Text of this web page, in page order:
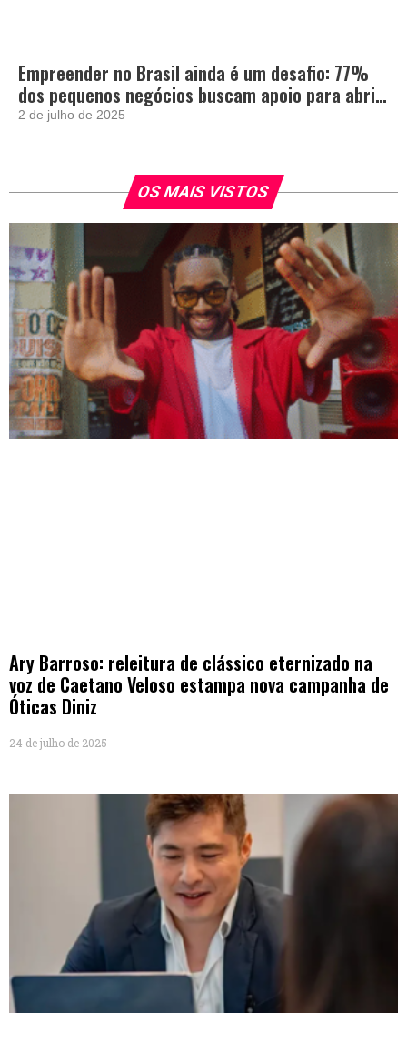
Empreender no Brasil ainda é um desafio: 77%
dos pequenos negócios buscam apoio para abrir
e crescer
2 de julho de 2025
OS MAIS VISTOS
Ary Barroso: releitura de clássico eternizado na
voz de Caetano Veloso estampa nova campanha de
Óticas Diniz
24 de julho de 2025